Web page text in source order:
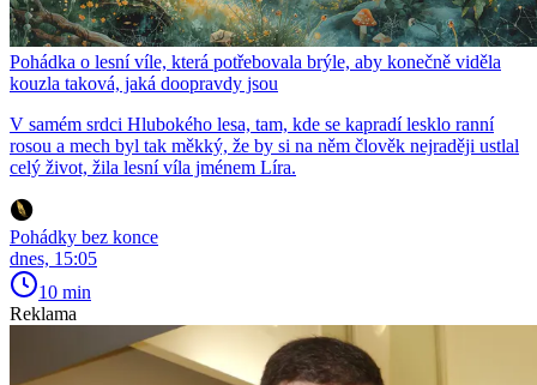
Pohádka o lesní víle, která potřebovala brýle, aby konečně viděla
kouzla taková, jaká doopravdy jsou
V samém srdci Hlubokého lesa, tam, kde se kapradí lesklo ranní
rosou a mech byl tak měkký, že by si na něm člověk nejraději ustlal
celý život, žila lesní víla jménem Líra.
Pohádky bez konce
dnes, 15:05
10 min
Reklama